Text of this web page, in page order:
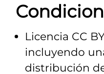
Licencia CC
incluyendo
distribución